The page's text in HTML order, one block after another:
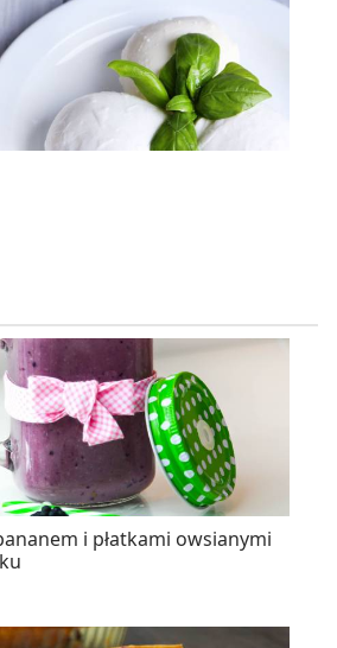
i płatkami owsianymi